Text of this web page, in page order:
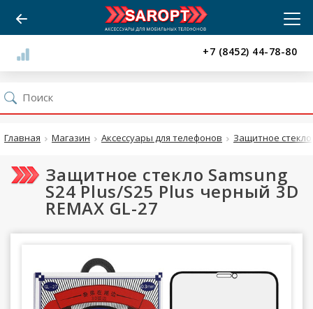
+7 (8452) 44-78-80
Главная Магазин Аксессуары для телефонов Защитное стекло
Защитное стекло Samsung
S24 Plus/S25 Plus черный 3D
REMAX GL-27